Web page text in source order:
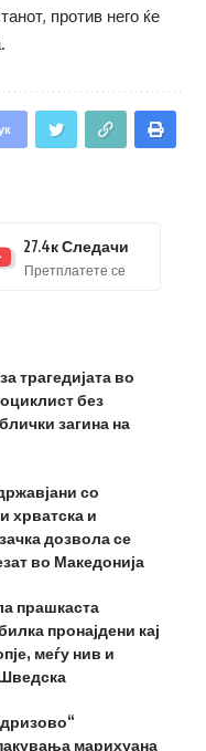
против него ќе
27.4кСледачи
Претплатете се
трагедијата во
без
загина на
со
хрватска и
дозвола се
во Македонија
прашкаста
пронајдени кај
меѓу нив и
марихуана